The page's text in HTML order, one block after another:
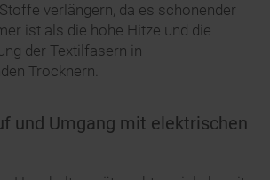
verlängern, da es schonender
ist als die hohe Hitze und die
der Textilfasern in
Trocknern.
und Umgang mit elektrischen